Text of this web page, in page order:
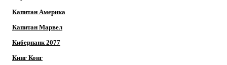
Капитан Америка
Капитан Марвел
Киберпанк 2077
Кинг Конг